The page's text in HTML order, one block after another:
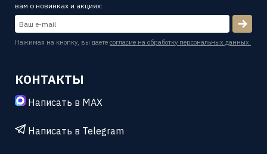
вам о новинках и акциях:
Нажимая на кнопку, вы даете согласие на обработку персональных данных.
КОНТАКТЫ
Написать в MAX
Написать в Telegram